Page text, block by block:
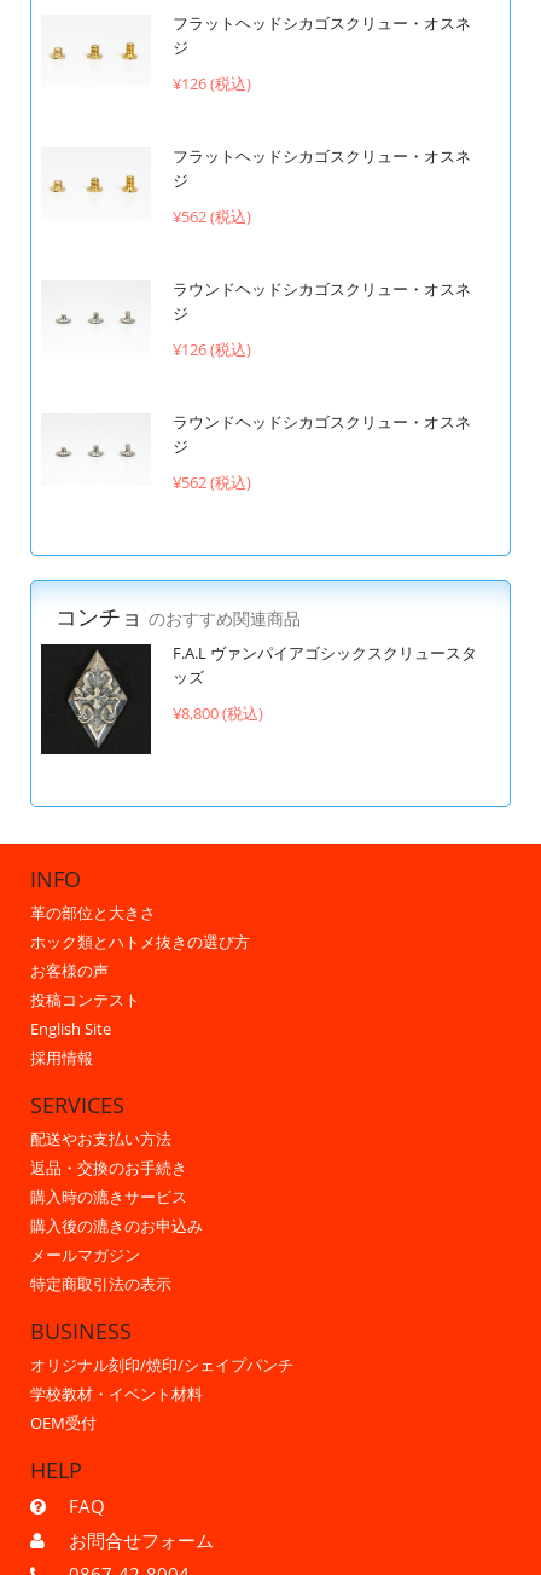
フラットヘッドシカゴスクリュー・オスネ
ジ
¥126 (税込)
フラットヘッドシカゴスクリュー・オスネ
ジ
¥562 (税込)
ラウンドヘッドシカゴスクリュー・オスネ
ジ
¥126 (税込)
ラウンドヘッドシカゴスクリュー・オスネ
ジ
¥562 (税込)
コンチョ のおすすめ関連商品
F.A.L ヴァンパイアゴシックスクリュースタ
ッズ
¥8,800 (税込)
INFO
革の部位と大きさ
ホック類とハトメ抜きの選び方
お客様の声
投稿コンテスト
English Site
採用情報
SERVICES
配送やお支払い方法
返品・交換のお手続き
購入時の漉きサービス
購入後の漉きのお申込み
メールマガジン
特定商取引法の表示
BUSINESS
オリジナル刻印/焼印/シェイプパンチ
学校教材・イベント材料
OEM受付
HELP
FAQ
お問合せフォーム